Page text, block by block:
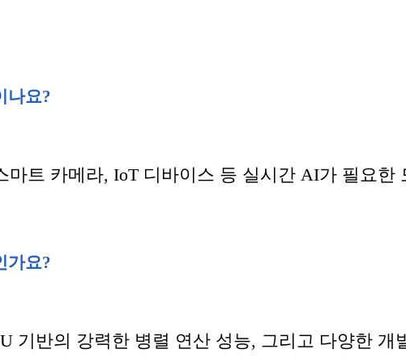
나요?
마트 카메라, IoT 디바이스 등 실시간 AI가 필요한
가요?
기반의 강력한 병렬 연산 성능, 그리고 다양한 개